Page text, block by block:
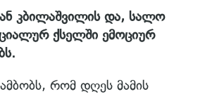
კბილაშვილის და, სალო
ქსელში ემოციურ
რომ დღეს მამის